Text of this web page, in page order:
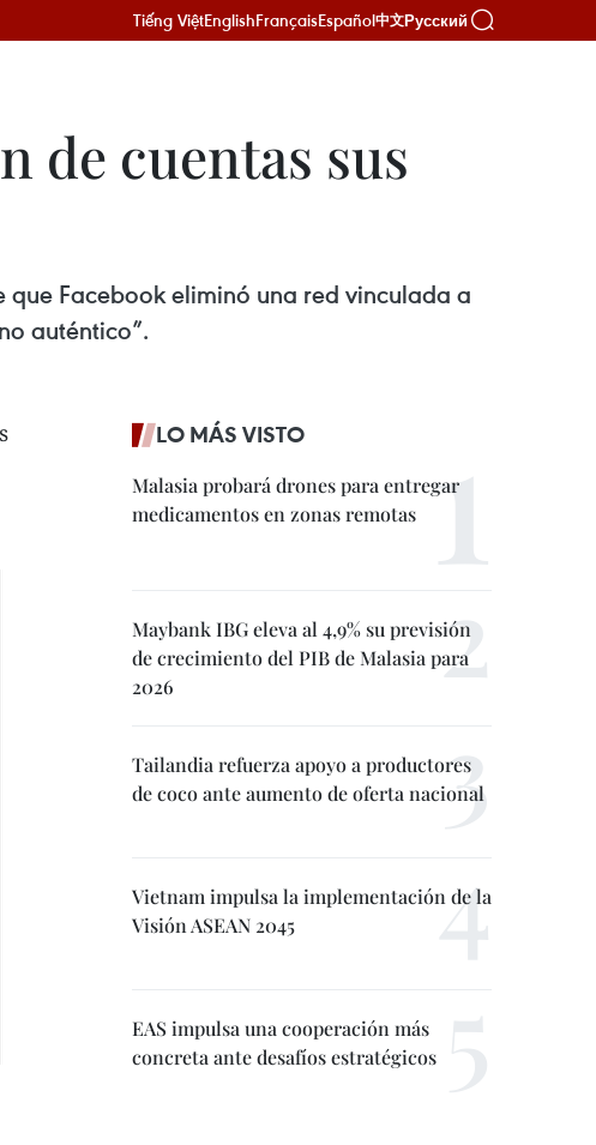
Tiếng ViệtEnglishFrançaisEspañol中文Русский
de cuentas sus
que Facebook eliminó una red vinculada a
auténtico”.
LO MÁS VISTO
Malasia probará drones para entregar
medicamentos en zonas remotas
Maybank IBG eleva al 4,9% su previsión
de crecimiento del PIB de Malasia para
2026
Tailandia refuerza apoyo a productores
de coco ante aumento de oferta nacional
Vietnam impulsa la implementación de la
Visión ASEAN 2045
EAS impulsa una cooperación más
concreta ante desafíos estratégicos